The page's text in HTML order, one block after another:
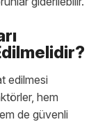
edilmesi
hem
de güvenli